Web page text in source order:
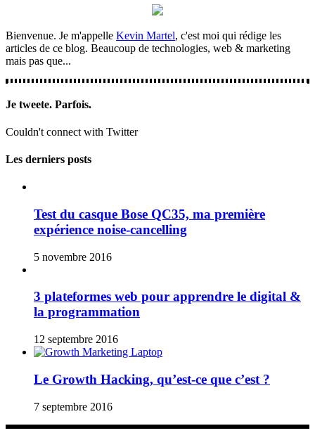
Bienvenue. Je m'appelle Kevin Martel, c'est moi qui rédige les
articles de ce blog. Beaucoup de technologies, web & marketing
mais pas que...
Je tweete. Parfois.
Couldn't connect with Twitter
Les derniers posts
Test du casque Bose QC35, ma première
expérience noise-cancelling
5 novembre 2016
3 plateformes web pour apprendre le digital &
la programmation
12 septembre 2016
Le Growth Hacking, qu’est-ce que c’est ?
7 septembre 2016